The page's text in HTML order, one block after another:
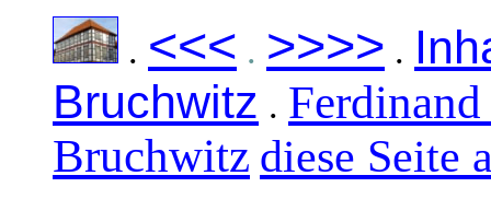
. <<< . >>>> .
Bruchwitz .
Bruchwitz diese Seite